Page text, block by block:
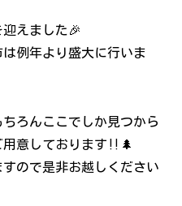
えました🎉
例年より盛大に行いま
ろんここでしか見つから
用意しております‼︎🌲
ので是非お越しください